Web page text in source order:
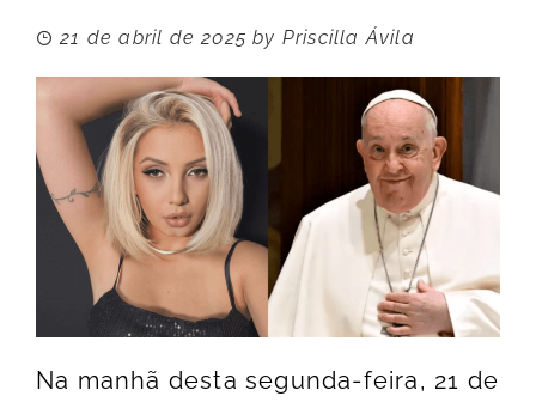
21 de abril de 2025 by Priscilla Ávila
Na manhã desta segunda-feira, 21 de